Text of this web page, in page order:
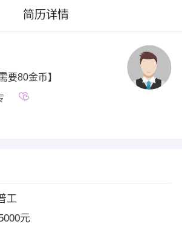
简历详情
要80金币】
工
元